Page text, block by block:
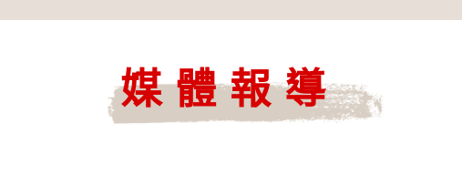
媒體報導